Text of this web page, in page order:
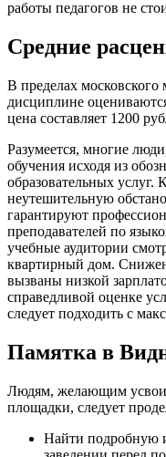
работы педагогов не
Средние
В пределах московского
дисциплине
цена составляет 1200
Разумеется, многие
обучения исходя из
образовательных
неутешительную
гарантируют
преподавателей по
учебные аудитории
квартирный дом.
вызваны низкой
справедливой оценке
следует подходить с
Памятка в
Людям, желающим
площадки, следует
Найти подробную